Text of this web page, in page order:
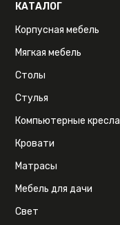
КАТАЛОГ
Корпусная мебель
Мягкая мебель
Столы
Стулья
Компьютерные кресла
Кровати
Матрасы
Мебель для дачи
Свет